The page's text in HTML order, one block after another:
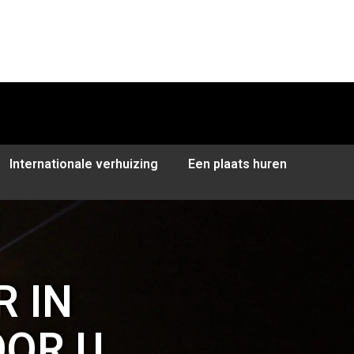
Internationale verhuizing Een plaats huren
IN